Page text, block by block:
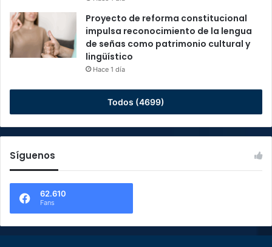
Proyecto de reforma constitucional
impulsa reconocimiento de la lengua
de señas como patrimonio cultural y
lingüístico
Hace 1 día
Todos (4699)
Síguenos
62.610
Fans